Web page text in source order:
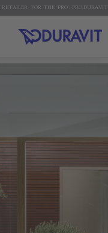
FOR THE 'PRO': PRO.DURAVIT